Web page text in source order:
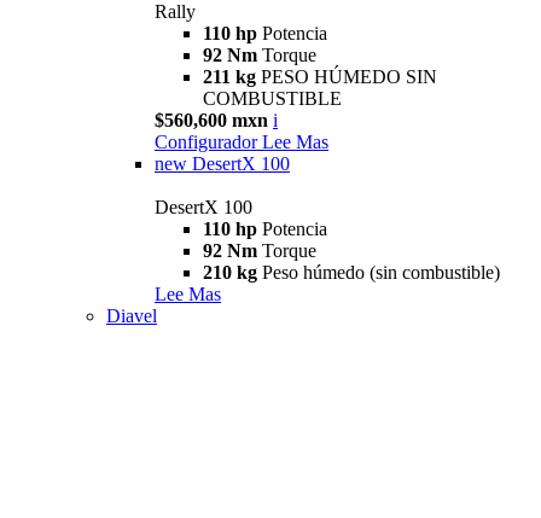
Rally
110 hp Potencia
92 Nm Torque
211 kg PESO HÚMEDO SIN
COMBUSTIBLE
$560,600 mxn i
Configurador Lee Mas
new DesertX 100
DesertX 100
110 hp Potencia
92 Nm Torque
210 kg Peso húmedo (sin combustible)
Lee Mas
Diavel